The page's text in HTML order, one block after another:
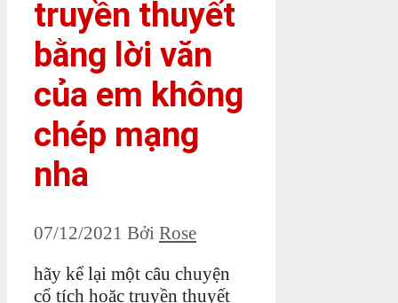
truyền thuyết
bằng lời văn
của em không
chép mạng
nha
07/12/2021 Bởi Rose
hãy kể lại một câu chuyện
cổ tích hoặc truyền thuyết